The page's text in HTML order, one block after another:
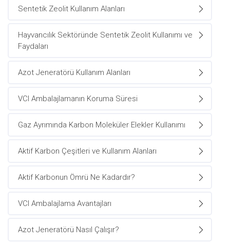
Sentetik Zeolit Kullanım Alanları
Hayvancılık Sektöründe Sentetik Zeolit Kullanımı ve
Faydaları
Azot Jeneratörü Kullanım Alanları
VCI Ambalajlamanın Koruma Süresi
Gaz Ayrımında Karbon Moleküler Elekler Kullanımı
Aktif Karbon Çeşitleri ve Kullanım Alanları
Aktif Karbonun Ömrü Ne Kadardır?
VCI Ambalajlama Avantajları
Azot Jeneratörü Nasıl Çalışır?